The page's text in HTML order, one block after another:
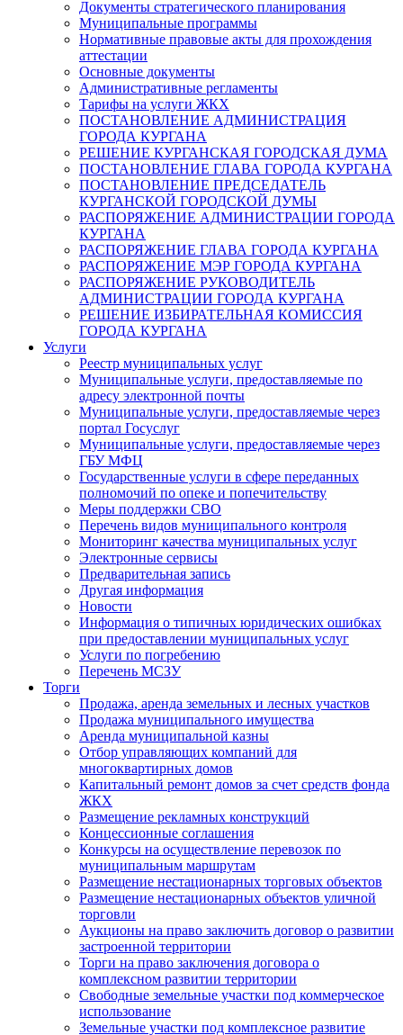
Документы стратегического планирования
Муниципальные программы
Нормативные правовые акты для прохождения
аттестации
Основные документы
Административные регламенты
Тарифы на услуги ЖКХ
ПОСТАНОВЛЕНИЕ АДМИНИСТРАЦИЯ
ГОРОДА КУРГАНА
РЕШЕНИЕ КУРГАНСКАЯ ГОРОДСКАЯ ДУМА
ПОСТАНОВЛЕНИЕ ГЛАВА ГОРОДА КУРГАНА
ПОСТАНОВЛЕНИЕ ПРЕДСЕДАТЕЛЬ
КУРГАНСКОЙ ГОРОДСКОЙ ДУМЫ
РАСПОРЯЖЕНИЕ АДМИНИСТРАЦИИ ГОРОДА
КУРГАНА
РАСПОРЯЖЕНИЕ ГЛАВА ГОРОДА КУРГАНА
РАСПОРЯЖЕНИЕ МЭР ГОРОДА КУРГАНА
РАСПОРЯЖЕНИЕ РУКОВОДИТЕЛЬ
АДМИНИСТРАЦИИ ГОРОДА КУРГАНА
РЕШЕНИЕ ИЗБИРАТЕЛЬНАЯ КОМИССИЯ
ГОРОДА КУРГАНА
Услуги
Реестр муниципальных услуг
Муниципальные услуги, предоставляемые по
адресу электронной почты
Муниципальные услуги, предоставляемые через
портал Госуслуг
Муниципальные услуги, предоставляемые через
ГБУ МФЦ
Государственные услуги в сфере переданных
полномочий по опеке и попечительству
Меры поддержки СВО
Перечень видов муниципального контроля
Мониторинг качества муниципальных услуг
Электронные сервисы
Предварительная запись
Другая информация
Новости
Информация о типичных юридических ошибках
при предоставлении муниципальных услуг
Услуги по погребению
Перечень МСЗУ
Торги
Продажа, аренда земельных и лесных участков
Продажа муниципального имущества
Аренда муниципальной казны
Отбор управляющих компаний для
многоквартирных домов
Капитальный ремонт домов за счет средств фонда
ЖКХ
Размещение рекламных конструкций
Концессионные соглашения
Конкурсы на осуществление перевозок по
муниципальным маршрутам
Размещение нестационарных торговых объектов
Размещение нестационарных объектов уличной
торговли
Аукционы на право заключить договор о развитии
застроенной территории
Торги на право заключения договора о
комплексном развитии территории
Свободные земельные участки под коммерческое
использование
Земельные участки под комплексное развитие